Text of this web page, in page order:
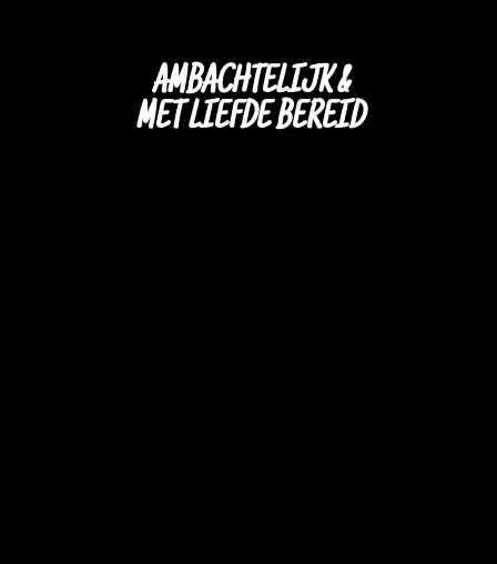
AMBACHTELIJK &
MET LIEFDE BEREID